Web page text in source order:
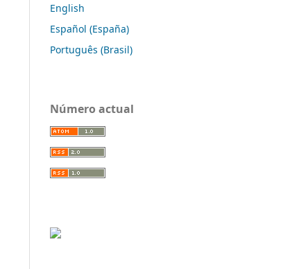
English
Español (España)
Português (Brasil)
Número actual